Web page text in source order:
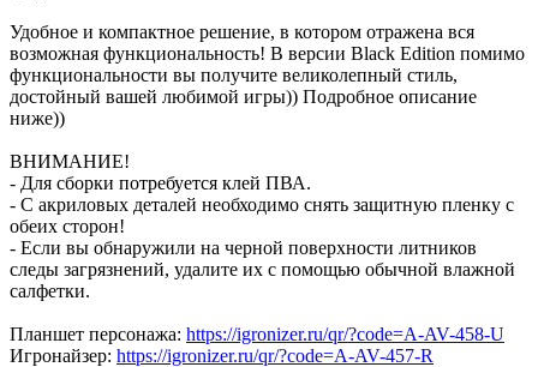
Удобное и компактное решение, в котором отражена вся
возможная функциональность! В версии Black Edition помимо
функциональности вы получите великолепный стиль,
достойный вашей любимой игры)) Подробное описание
ниже))
ВНИМАНИЕ!
- Для сборки потребуется клей ПВА.
- С акриловых деталей необходимо снять защитную пленку с
обеих сторон!
- Если вы обнаружили на черной поверхности литников
следы загрязнений, удалите их с помощью обычной влажной
салфетки.
Планшет персонажа: https://igronizer.ru/qr/?code=A-AV-458-U
Игронайзер: https://igronizer.ru/qr/?code=A-AV-457-R